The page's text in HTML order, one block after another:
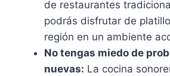
de restaurantes
podrás disfrutar de
región en un ambiente
No tengas miedo de
nuevas: La cocina